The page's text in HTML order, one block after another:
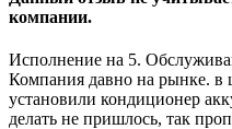
компании.
Исполнение на 5.
Компания давно на рынке. в
установили кондиционер
делать не пришлось, так